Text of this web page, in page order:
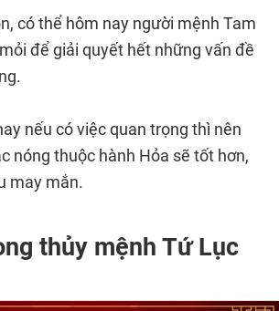
có thể hôm nay người mệnh Tam
để giải quyết hết những vấn đề
nếu có việc quan trọng thì nên
nóng thuộc hành Hỏa sẽ tốt hơn,
may mắn.
thủy mệnh Tứ Lục